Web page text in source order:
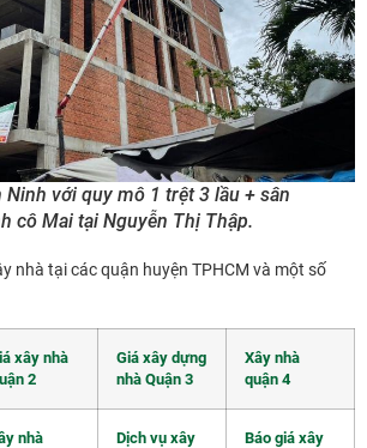
với quy mô 1 trệt 3 lầu + sân
cô Mai tại Nguyễn Thị Thập.
nhà tại các quận huyện TPHCM và một số
xây nhà
2
Giá xây dựng
nhà Quận 3
Xây nhà
quận 4
nhà
Dịch vụ xây
Báo giá xây